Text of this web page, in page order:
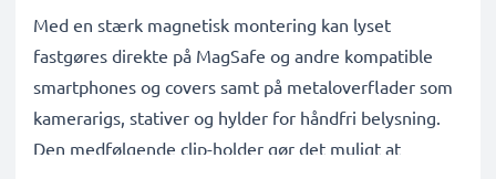
Med en stærk magnetisk montering kan lyset
fastgøres direkte på MagSafe og andre kompatible
smartphones og covers samt på metaloverflader som
kamerarigs, stativer og hylder for håndfri belysning.
Den medfølgende clip-holder gør det muligt at